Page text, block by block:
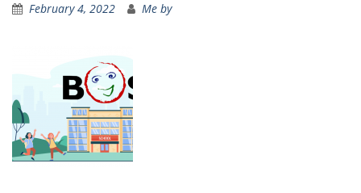
February 4, 2022 Me by